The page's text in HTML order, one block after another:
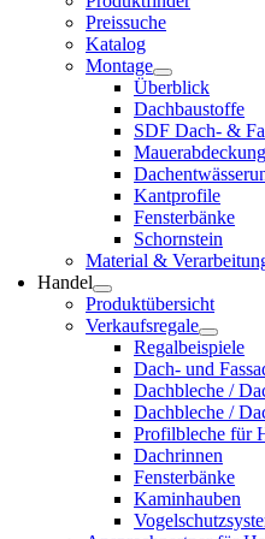
Preis­su­che
Kata­log
Mon­ta­ge
Über­blick
Dach­bau­stof­fe
SDF Dach- &
Kant­pro­fi­le
Fens­ter­bän­ke
Schorn­stein
Mate­ri­al &
Han­del
Pro­dukt­über­sicht
Ver­kaufs­re­ga­le
Regal­bei­spie­le
Dach- und
Dach­ble­che /
Dach­ble­che /
Pro­fil­ble­che für
Dach­rin­nen
Fens­ter­bän­ke
Kamin­hau­ben